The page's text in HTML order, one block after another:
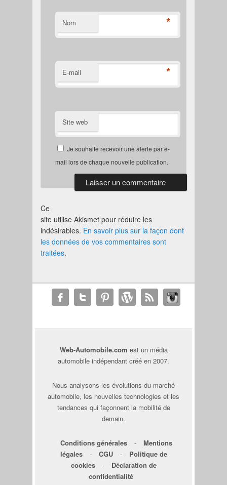
Nom *
E-mail *
Site web
Je souhaite recevoir une alerte par e-
mail lors de chaque nouvelle publication.
Ce
site utilise Akismet pour réduire les
indésirables. En savoir plus sur la façon dont
les données de vos commentaires sont
traitées.
Web-Automobile.com est un média
automobile indépendant créé en 2007.
Nous analysons les évolutions du marché
automobile, les nouvelles technologies et les
tendances qui façonnent la mobilité de
demain.
Conditions générales -
Mentions
légales
- CGU -
Politique de
cookies
-
Déclaration de
confidentialité